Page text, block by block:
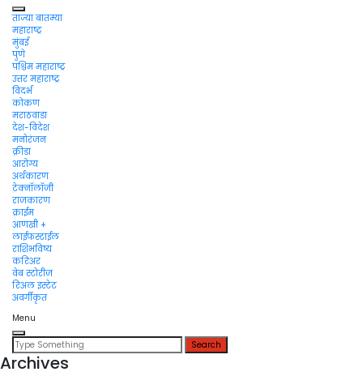
Maharashtra
Jagran : Your
Trusted
Companion for the
Latest News
ताज्या बातम्या
महाराष्ट्र
मुंबई
पुणे
पश्चिम महाराष्ट्र
उत्तर महाराष्ट्र
विदर्भ
कोकण
मराठवाडा
देश-विदेश
मनोरंजन
क्रीडा
आरोग्य
अर्थकारण
टेक्नॉलॉजी
राजकारण
क्राईम
आणखी +
लाईफस्टाईल
राशिभविष्य
करिअर
वेब स्टोरीज
रिअल इस्टेट
अवर्गीकृत
Menu
Search
for:
Archives